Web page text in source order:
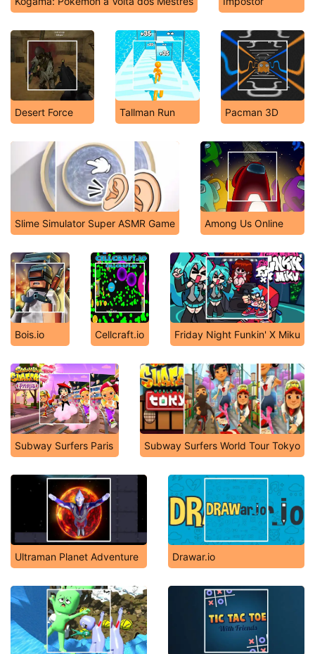
Desert Force Tallman Run Pacman 3D
Slime Simulator Super ASMR Game Among Us Online
Bois.io Cellcraft.io Friday Night Funkin' X Miku
Subway Surfers Paris Subway Surfers World Tour Tokyo
Ultraman Planet Adventure Drawar.io